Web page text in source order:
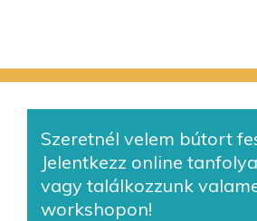
Szeretnél velem bútort
Jelentkezz online
vagy találkozzunk
workshopon!